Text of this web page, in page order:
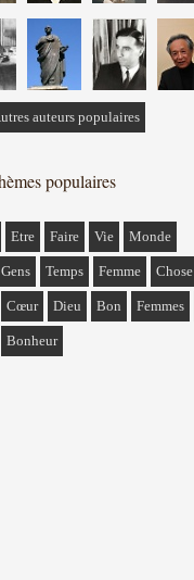
auteurs populaires
populaires
Etre Faire Vie Monde
Gens Temps Femme Chose
Cœur Dieu Bon Femmes
Bonheur